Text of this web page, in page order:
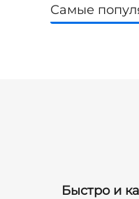
Самые
Быстро и